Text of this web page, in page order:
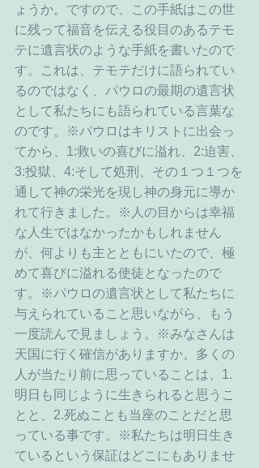
ょうか。ですので、この手紙はこの世
に残って福音を伝える役目のあるテモ
テに遺言状のような手紙を書いたので
す。これは、テモテだけに語られてい
るのではなく、パウロの最期の遺言状
として私たちにも語られている言葉な
のです。※パウロはキリストに出会っ
てから、1:救いの喜びに溢れ、2:迫害、
3:投獄、4:そして処刑、その１つ１つを
通して神の栄光を現し神の身元に導か
れて行きました。※人の目からは幸福
な人生ではなかったかもしれません
が、何よりも主とともにいたので、極
めて喜びに溢れる使徒となったので
す。※パウロの遺言状として私たちに
与えられていること思いながら、もう
一度読んで見ましょう。※みなさんは
天国に行く確信がありますか。多くの
人が当たり前に思っていることは、1.
明日も同じように生きられると思うこ
とと、2.死ぬことも当座のことだと思
っている事です。※私たちは明日生き
ているという保証はどこにもありませ